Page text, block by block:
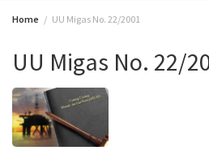
Home UU Migas No. 22/2001
UU Migas No. 22/